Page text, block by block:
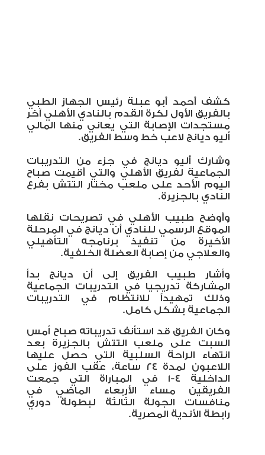
كشف أحمد أبو عبلة رئيس الجهاز الطبي
بالفريق الأول لكرة القدم بالنادي الأهلي آخر
مستجدات الإصابة التي يعاني منها المالي
أليو ديانج لاعب خط وسط الفريق.
وشارك أليو ديانج في جزء من التدريبات
الجماعية لفريق الأهلي والتي أقيمت صباح
اليوم الأحد على ملعب مختار التتش بفرع
النادي بالجزيرة.
وأوضح طبيب الأهلي في تصريحات نقلها
الموقع الرسمي للنادي أن ديانج في المرحلة
الأخيرة من تنفيذ برنامجه التأهيلي
والعلاجي من إصابة العضلة الخلفية.
وأشار طبيب الفريق إلى أن ديانج بدأ
المشاركة تدريجيا في التدريبات الجماعية
وذلك تمهيداً للانتظام في التدريبات
الجماعية بشكل كامل.
وكان الفريق قد استأنف تدريباته صباح أمس
السبت على ملعب التتش بالجزيرة بعد
انتهاء الراحة السلبية التي حصل عليها
اللاعبون لمدة ٢٤ ساعة، عقب الفوز على
الداخلية ٤-١ في المباراة التي جمعت
الفريقين مساء الأربعاء الماضي في
منافسات الجولة الثالثة لبطولة دوري
رابطة الأندية المصرية.